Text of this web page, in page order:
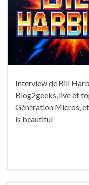
Interview de Bill
Blog2geeks, live et
Génération Micros,
is beautiful